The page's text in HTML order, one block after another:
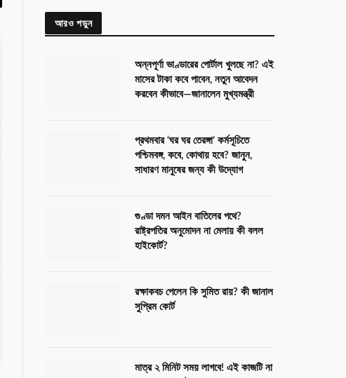
আরও পড়ুন
অন্নপূর্ণা ভাণ্ডারের পোর্টাল খুলছে না? এই
মাসের টাকা কবে পাবেন, নতুন আবেদন
করবেন কীভাবে—জানালেন মুখ্যমন্ত্রী
প্রথমবার ‘ঘর ঘর তেরঙ্গা’ কর্মসূচিতে
পশ্চিমবঙ্গ, কবে, কোথায় হবে? জানুন,
সাধারণ মানুষের জন্য কী উদ্যোগ
গুণ্ডা দমন আইন বাতিলের পথে?
রাষ্ট্রপতির অনুমোদন না মেলায় কী বলল
হাইকোর্ট?
রক্ষাকবচ পেলেন কি সুমিত রায়? কী জানাল
সুপ্রিম কোর্ট
মাত্র ২ মিনিট সময় লাগবে! এই কাজটি না